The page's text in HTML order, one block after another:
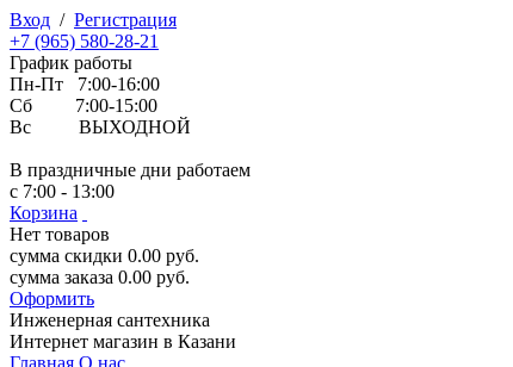
Вход / Регистрация
+7 (965) 580-28-21
График работы
Пн-Пт 7:00-16:00
Сб 7:00-15:00
Вс ВЫХОДНОЙ
В праздничные дни работаем
с 7:00 - 13:00
Корзина
Нет товаров
сумма скидки 0.00 руб.
сумма заказа 0.00 руб.
Оформить
Инженерная сантехника
Интернет магазин в Казани
Главная О нас